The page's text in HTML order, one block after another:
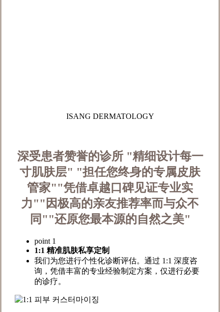
ISANG DERMATOLOGY
深受患者赞誉的诊所 "精细设计每一
寸肌肤层" "担任您终身的专属皮肤
管家""凭借卓越口碑见证专业实
力""因极高的亲友推荐率而与众不
同""还原您最本源的自然之美"
point 1
1:1 精准肌肤私享定制
我们为您进行个性化诊断评估。通过 1:1 深度咨
询，凭借丰富的专业经验制定方案，仅进行必要
的诊疗。